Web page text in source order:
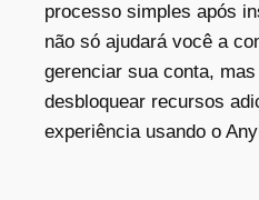
processo simples após
não só ajudará você a
gerenciar sua conta,
desbloquear recursos
experiência usando o